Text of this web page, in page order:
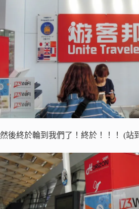
然後終於輪到我們了！終於！！！ (站